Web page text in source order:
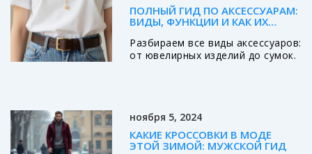
ПОЛНЫЙ ГИД ПО АКСЕССУАРАМ:
ВИДЫ, ФУНКЦИИ И КАК ИХ
Разбираем все виды аксессуаров:
от ювелирных изделий до сумок.
ноября 5, 2024
КАКИЕ КРОССОВКИ В МОДЕ
ЭТОЙ ЗИМОЙ: МУЖСКОЙ ГИД